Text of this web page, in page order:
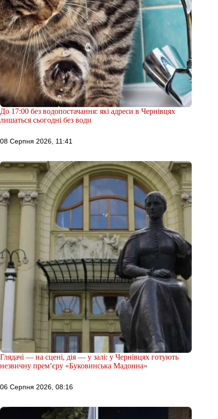
До 17:00 без водопостачання: які адреси в Чернівцях
лишаться сьогодні без води
08 Серпня 2026, 11:41
Глядачі — на сцені, дія — у залі: у Чернівцях готують
незвичну прем’єру «Буковинська Мадонна»
06 Серпня 2026, 08:16